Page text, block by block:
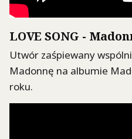
LOVE SONG -
Utwór zaśpiewany
Madonnę na albumie
roku.